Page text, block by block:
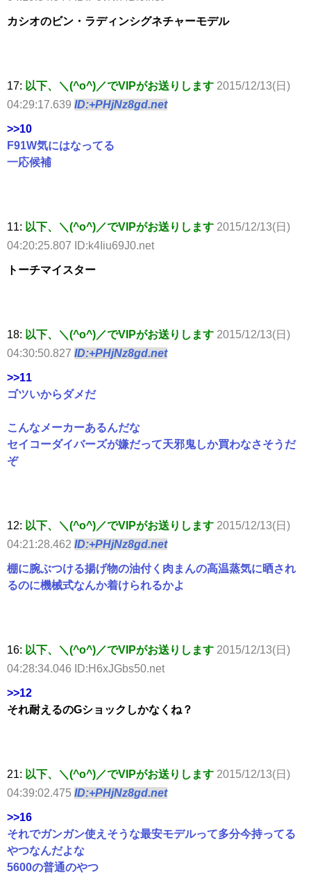
カシオのビン・ラディンシグネチャーモデル
17: 以下、＼(^o^)／でVIPがお送りします 2015/12/13(日)
04:29:17.639 ID:+PHjNz8gd.net
>>10
F91W気にはなってる
一応候補
11: 以下、＼(^o^)／でVIPがお送りします 2015/12/13(日)
04:20:25.807 ID:k4Iiu69J0.net
トーチマイスター
18: 以下、＼(^o^)／でVIPがお送りします 2015/12/13(日)
04:30:50.827 ID:+PHjNz8gd.net
>>11
ゴツいからダメだ
こんなメーカーあるんだな
セイコーダイバーズが嫌だって天邪鬼しか買わなさそうだ
ぞ
12: 以下、＼(^o^)／でVIPがお送りします 2015/12/13(日)
04:21:28.462 ID:+PHjNz8gd.net
棚に腕ぶつける揚げ物の油付く肉まんの高温蒸気に晒され
るのに機械式なんか着けられるかよ
16: 以下、＼(^o^)／でVIPがお送りします 2015/12/13(日)
04:28:34.046 ID:H6xJGbs50.net
>>12
それ耐えるのGショックしかなくね？
21: 以下、＼(^o^)／でVIPがお送りします 2015/12/13(日)
04:39:02.475 ID:+PHjNz8gd.net
>>16
それでガンガン使えそうな最安モデルって多分今持ってる
やつなんだよな
5600の普通のやつ